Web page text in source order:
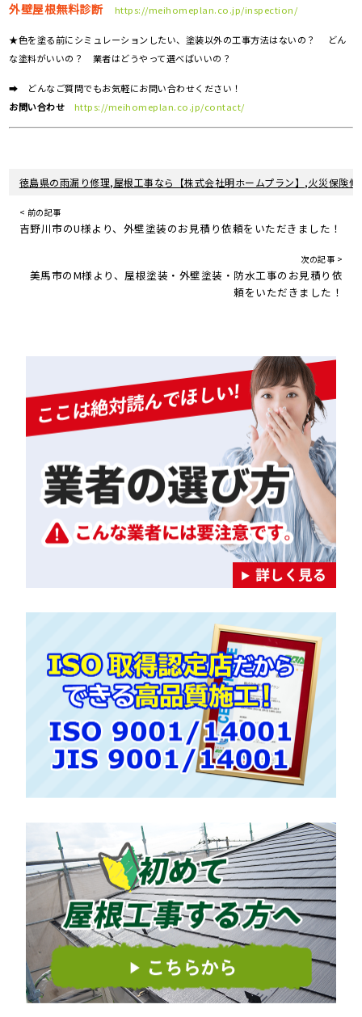
外壁屋根無料診断 https://meihomeplan.co.jp/inspection/
★色を塗る前にシミュレーションしたい、塗装以外の工事方法はないの？ どん
な塗料がいいの？ 業者はどうやって選べばいいの？
➡ どんなご質問でもお気軽にお問い合わせください！
お問い合わせ
https://meihomeplan.co.jp/contact/
徳島県の雨漏り修理,屋根工事なら【株式会社明ホームプラン】,火災保険修
< 前の記事
吉野川市のU様より、外壁塗装のお見積り依頼をいただきました！
次の記事 >
美馬市のM様より、屋根塗装・外壁塗装・防水工事のお見積り依
頼をいただきました！